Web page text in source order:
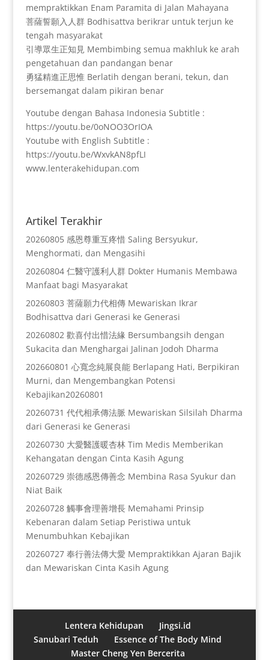
mempraktikkan Enam Paramita di Jalan Mahayana
菩薩誓願入人群 Bodhisattva berikrar untuk terjun ke
tengah masyarakat
引導眾生正知見 Membimbing semua makhluk ke arah
pengetahuan dan pandangan benar
勇猛精進正思惟 Berlatih dengan berani, tekun, dan
bersemangat dalam pikiran benar
Youtube dengan Bahasa Indonesia Subtitle :
https://youtu.be/0oNOO3OrIOA
Youtube with English Subtitle :
https://youtu.be/WxvkAN8pfLI
www.lenterakehidupan.com
Artikel Terakhir
20260805 感恩尊重互疼惜 Saling Bersyukur,
Menghormati, dan Mengasihi
20260804 仁醫守護利人群 Dokter Humanis Membawa
Manfaat bagi Masyarakat
20260803 菩薩願力代相傳 Mewariskan Ikrar
Bodhisattva dari Generasi ke Generasi
20260802 歡喜付出惜法緣 Bersumbangsih dengan
Sukacita dan Menghargai Jalinan Jodoh Dharma
202660801 心寬念純展良能 Berlapang Hati, Berpikiran
Murni, dan Mengembangkan Potensi
Kebajikan20260801
20260731 代代相承傳法脈 Mewariskan Silsilah Dharma
dari Generasi ke Generasi
20260730 大愛醫護暖杏林 Tim Medis Memberikan
Kehangatan dengan Cinta Kasih Agung
20260729 崇德感恩傳善念 Membina Rasa Syukur dan
Niat Baik
20260728 觸事會理善增長 Memahami Prinsip
Kebenaran dalam Setiap Peristiwa untuk
Menumbuhkan Kebajikan
20260727 奉行善法傳大愛 Mempraktikkan Ajaran Bajik
dan Mewariskan Cinta Kasih Agung
Lentera Kehidupan
Jingsi.id
Sanubari Teduh
Essence of The Body Mind
Master Cheng Yen Bercerita